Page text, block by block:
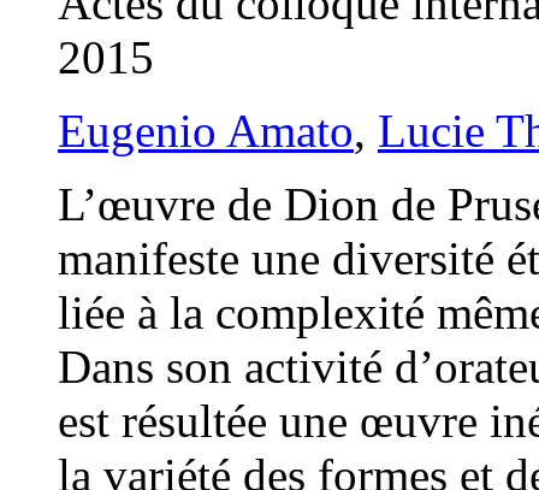
2015
Eugenio Amato, Lucie
L’œuvre de Dion de
manifeste une diversité
liée à la complexité
Dans son activité
est résultée une œuvre
la variété des formes et